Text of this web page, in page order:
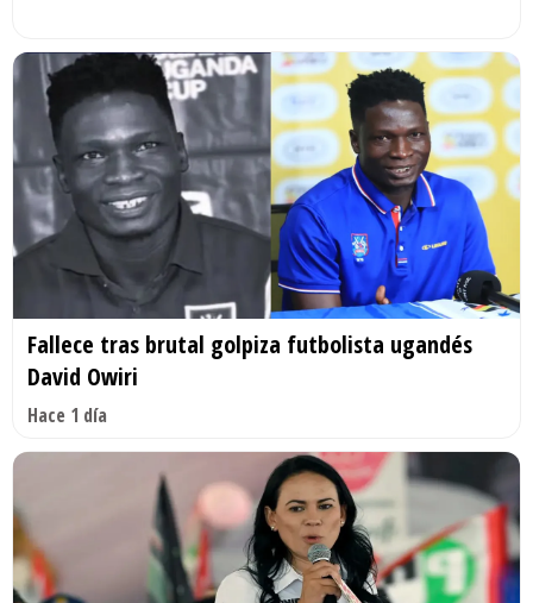
Fallece tras brutal golpiza futbolista ugandés
David Owiri
Hace 1 día